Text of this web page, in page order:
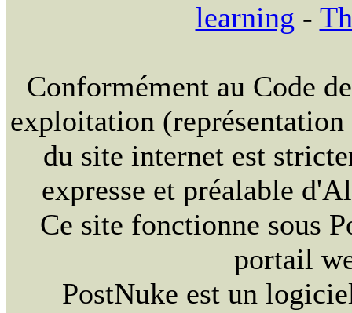
learning -
Conformément au Code
exploitation
du site internet est
expresse et préalable
Ce site fonctionne sous
portail
PostNuke est un